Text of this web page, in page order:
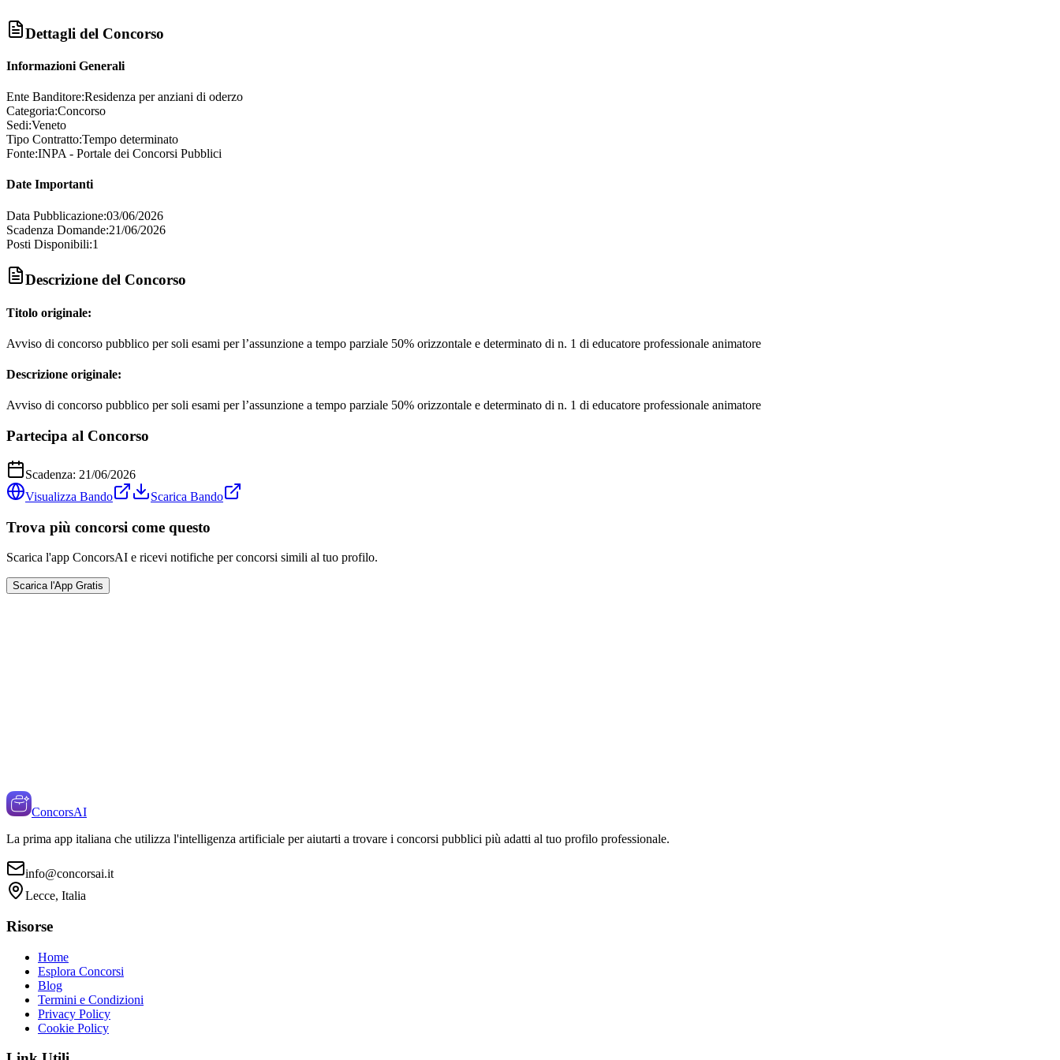
Dettagli del Concorso
Informazioni Generali
Ente Banditore:Residenza per anziani di oderzo
Categoria:Concorso
Sedi:Veneto
Tipo Contratto:Tempo determinato
Fonte:INPA - Portale dei Concorsi Pubblici
Date Importanti
Data Pubblicazione:03/06/2026
Scadenza Domande:21/06/2026
Posti Disponibili:1
Descrizione del Concorso
Titolo originale:
Avviso di concorso pubblico per soli esami per l’assunzione a tempo parziale 50% orizzontale e determinato di n. 1 di educatore professionale animatore
Descrizione originale:
Avviso di concorso pubblico per soli esami per l’assunzione a tempo parziale 50% orizzontale e determinato di n. 1 di educatore professionale animatore
Partecipa al Concorso
Scadenza: 21/06/2026
Visualizza Bando
Scarica Bando
Trova più concorsi come questo
Scarica l'app ConcorsAI e ricevi notifiche per concorsi simili al tuo profilo.
Scarica l'App Gratis
ConcorsAI
La prima app italiana che utilizza l'intelligenza artificiale per aiutarti a trovare i concorsi pubblici più adatti al tuo profilo professionale.
info@concorsai.it
Lecce, Italia
Risorse
Home
Esplora Concorsi
Blog
Termini e Condizioni
Privacy Policy
Cookie Policy